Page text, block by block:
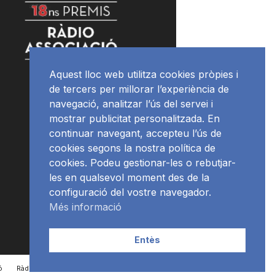
RàdioNews
Aquest lloc web utilitza cookies pròpies i
de tercers per millorar l’experiència de
navegació, analitzar l’ús del servei i
mostrar publicitat personalitzada. En
continuar navegant, accepteu l’ús de
cookies segons la nostra política de
cookies. Podeu gestionar-les o rebutjar-
les en qualsevol moment des de la
configuració del vostre navegador.
Més informació
Entès